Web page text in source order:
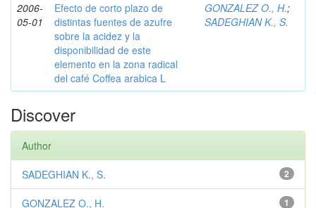
2006-
05-01
Efecto de corto plazo de
distintas fuentes de azufre
sobre la acidez y la
disponibilidad de este
elemento en la zona radical
del café Coffea arabica L
GONZALEZ O., H.;
SADEGHIAN K., S.
Discover
Author
2
SADEGHIAN K., S.
1
GONZALEZ O., H.